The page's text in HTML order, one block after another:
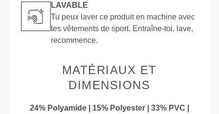
LAVABLE
Tu peux laver ce produit en machine avec
tes vêtements de sport. Entraîne-toi, lave,
recommence.
MATÉRIAUX ET
DIMENSIONS
24% Polyamide | 15% Polyester | 33% PVC |